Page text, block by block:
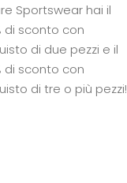
Sportswear hai il
di sconto con
di due pezzi e il
di sconto con
di tre o più pezzi!